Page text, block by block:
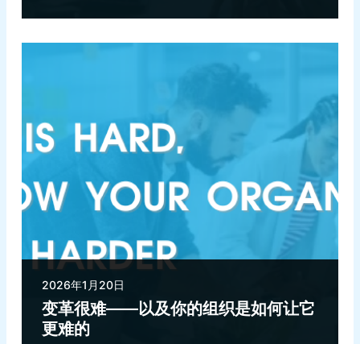
2026年1月20日
变革很难——以及你的组织是如何让它
更难的